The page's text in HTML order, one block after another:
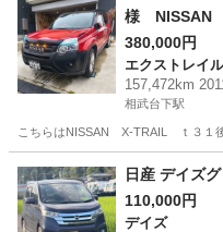
様
サンルーフモ
け付き 値下
380,000円
エクストレイル
157,472km
相武台下駅
こちらはNISSAN X-TRAIL ｔ３１後
神奈川 厚木市 相武台下駅
日産 デイズ
110,000円
デイズ